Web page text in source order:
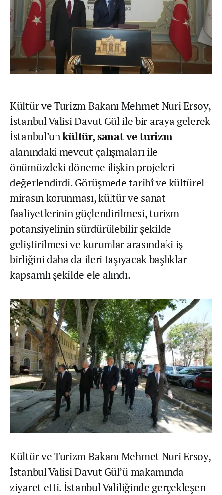
Kültür ve Turizm Bakanı Mehmet Nuri Ersoy,
İstanbul Valisi Davut Gül ile bir araya gelerek
İstanbul’unkültür, sanat ve turizm
alanındaki mevcut çalışmaları ile
önümüzdeki döneme ilişkin projeleri
değerlendirdi. Görüşmede tarihî ve kültürel
mirasın korunması, kültür ve sanat
faaliyetlerinin güçlendirilmesi, turizm
potansiyelinin sürdürülebilir şekilde
geliştirilmesi ve kurumlar arasındaki iş
birliğini daha da ileri taşıyacak başlıklar
kapsamlı şekilde ele alındı.
Kültür ve Turizm Bakanı Mehmet Nuri Ersoy,
İstanbul Valisi Davut Gül’ü makamında
ziyaret etti. İstanbul Valiliğinde gerçekleşen